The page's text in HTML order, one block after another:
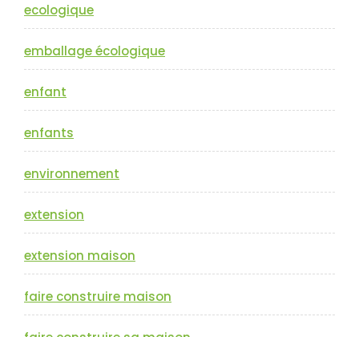
ecologique
emballage écologique
enfant
enfants
environnement
extension
extension maison
faire construire maison